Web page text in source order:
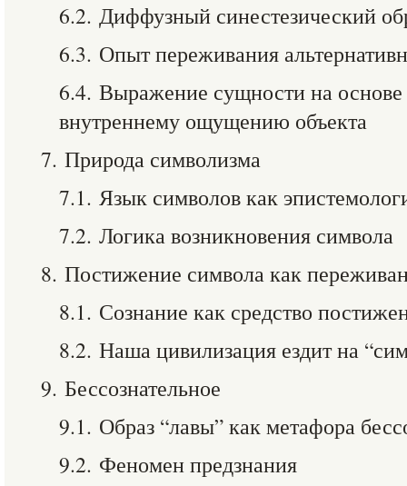
6.2. Диффузный синестезический
6.3. Опыт переживания
6.4. Выражение сущности на основе
внутреннему ощущению объекта
7. Природа символизма
7.1. Язык символов как
7.2. Логика возникновения символа
8. Постижение символа как
8.1. Сознание как средство
8.2. Наша цивилизация ездит на
9. Бессознательное
9.1. Образ “лавы” как метафора
9.2. Феномен предзнания